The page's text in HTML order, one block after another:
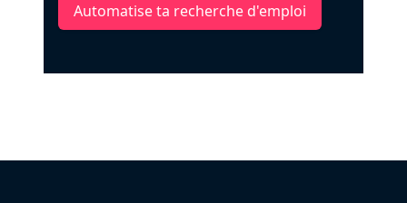
Automatise ta recherche d'emploi